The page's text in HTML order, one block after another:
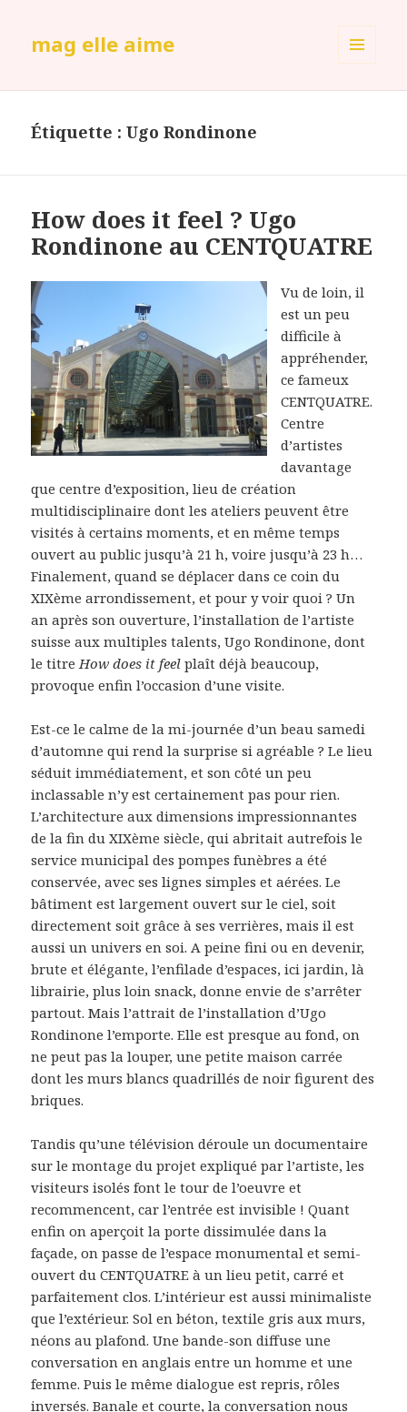
mag elle aime
Étiquette :Ugo Rondinone
How does it feel ? Ugo
Rondinone au CENTQUATRE
Vu de loin, il
est un peu
difficile à
appréhender,
ce fameux
CENTQUATRE.
Centre
d’artistes
davantage
que centre d’exposition, lieu de création
multidisciplinaire dont les ateliers peuvent être
visités à certains moments, et en même temps
ouvert au public jusqu’à 21 h, voire jusqu’à 23 h…
Finalement, quand se déplacer dans ce coin du
XIXème arrondissement, et pour y voir quoi ? Un
an après son ouverture, l’installation de l’artiste
suisse aux multiples talents, Ugo Rondinone, dont
le titreHow does it feel plaît déjà beaucoup,
provoque enfin l’occasion d’une visite.
Est-ce le calme de la mi-journée d’un beau samedi
d’automne qui rend la surprise si agréable ? Le lieu
séduit immédiatement, et son côté un peu
inclassable n’y est certainement pas pour rien.
L’architecture aux dimensions impressionnantes
de la fin du XIXème siècle, qui abritait autrefois le
service municipal des pompes funèbres a été
conservée, avec ses lignes simples et aérées. Le
bâtiment est largement ouvert sur le ciel, soit
directement soit grâce à ses verrières, mais il est
aussi un univers en soi. A peine fini ou en devenir,
brute et élégante, l’enfilade d’espaces, ici jardin, là
librairie, plus loin snack, donne envie de s’arrêter
partout. Mais l’attrait de l’installation d’Ugo
Rondinone l’emporte. Elle est presque au fond, on
ne peut pas la louper, une petite maison carrée
dont les murs blancs quadrillés de noir figurent des
briques.
Tandis qu’une télévision déroule un documentaire
sur le montage du projet expliqué par l’artiste, les
visiteurs isolés font le tour de l’oeuvre et
recommencent, car l’entrée est invisible ! Quant
enfin on aperçoit la porte dissimulée dans la
façade, on passe de l’espace monumental et semi-
ouvert du CENTQUATRE à un lieu petit, carré et
parfaitement clos. L’intérieur est aussi minimaliste
que l’extérieur. Sol en béton, textile gris aux murs,
néons au plafond. Une bande-son diffuse une
conversation en anglais entre un homme et une
femme. Puis le même dialogue est repris, rôles
inversés. Banale et courte, la conversation nous